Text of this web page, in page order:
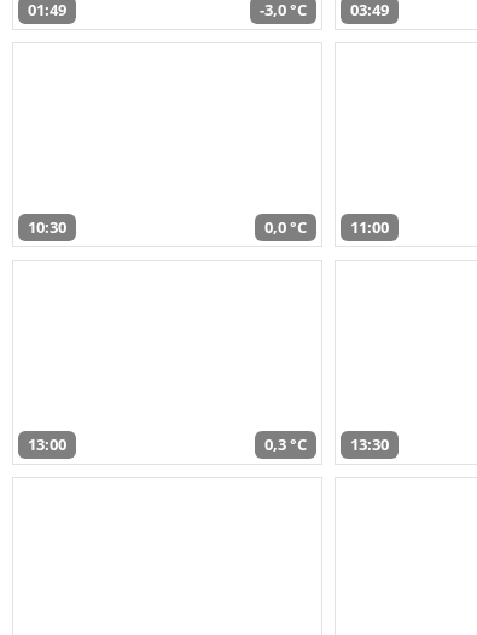
01:49 -3,0 °C 03:49
10:30 0,0 °C 11:00
13:00 0,3 °C 13:30